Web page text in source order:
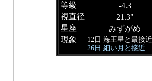
等級 -4.3
視直径
21.3"
星座
みずがめ
現象
12日 海王星と最接近
26日 細い月と接近